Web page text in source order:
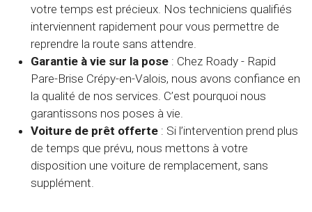
votre temps est précieux. Nos techniciens qualifiés
interviennent rapidement pour vous permettre de
reprendre la route sans attendre.
Garantie à vie sur la pose : Chez Roady - Rapid
Pare-Brise Crépy-en-Valois, nous avons confiance en
la qualité de nos services. C’est pourquoi nous
garantissons nos poses à vie.
Voiture de prêt offerte : Si l’intervention prend plus
de temps que prévu, nous mettons à votre
disposition une voiture de remplacement, sans
supplément.